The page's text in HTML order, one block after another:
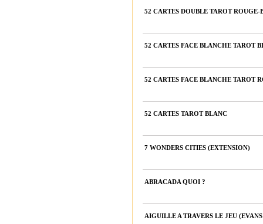
52 CARTES DOUBLE TAROT ROUGE-
52 CARTES FACE BLANCHE TAROT
52 CARTES FACE BLANCHE TAROT
52 CARTES TAROT BLANC
7 WONDERS CITIES (EXTENSION)
ABRACADA QUOI ?
AIGUILLE A TRAVERS LE JEU